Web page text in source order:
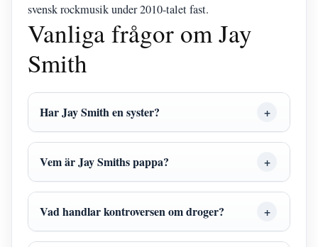
svensk rockmusik under 2010-talet fast.
Vanliga frågor om Jay
Smith
Har Jay Smith en syster?
Vem är Jay Smiths pappa?
Vad handlar kontroversen om droger?